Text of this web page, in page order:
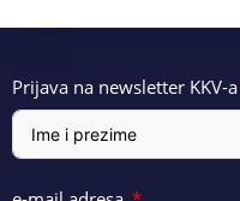
Prijava na newsletter KKV-a